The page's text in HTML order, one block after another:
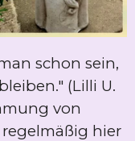
schon sein,
(Lilli U.
von
hier